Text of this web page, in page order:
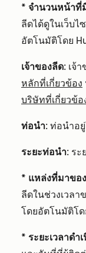
* จำนวนหน้าที่
ลีดได้ดูในเว็บ
อัตโนมัติโดย
เจ้าของลีด: เจ้
หลักที่เกี่ยวข้อง
บริษัทที่เกี่ยวข้อ
ท่อนำ: ท่อนำอ
ระยะท่อนำ: ระ
* แหล่งที่มาขอ
ลีดในช่วงเวลา
โดยอัตโนมัติโ
* ระยะเวลาดำ